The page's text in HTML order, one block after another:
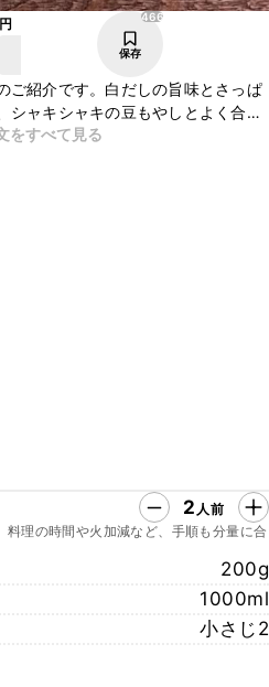
円 466
保存
ご紹介です。白だしの旨味とさっぱ
シャキシャキの豆もやしとよく合い
で、作っておくと便利ですよ。白だ
をすべて見る
2 人前
理の時間や火加減など、手順も分量に合
200g
1000ml
小さじ2